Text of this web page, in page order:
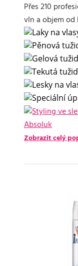
Přes 210
vln a objem od
Absoluk
Zobrazit celý